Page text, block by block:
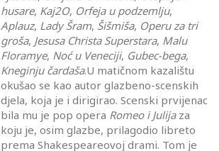
husare, Kaj2O, Orfeja u podzemlju,
Aplauz, Lady Šram, Šišmiša, Operu za tri
groša, Jesusa Christa Superstara, Malu
Floramye, Noć u Veneciji, Gubec-bega,
Kneginju čardaša.U matičnom kazalištu
okušao se kao autor glazbeno-scenskih
djela, koja je i dirigirao. Scenski prvijenac
bila mu je pop opera Romeoi Julijaza
koju je, osim glazbe, prilagodio libreto
prema Shakespeareovoj drami. Tom je